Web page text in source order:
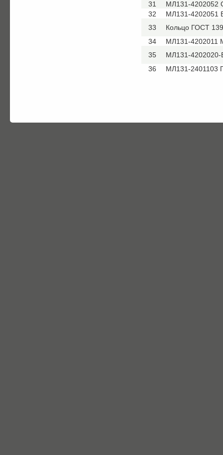
31
МЛ131-4202052
32
МЛ131-4202051
33
Кольцо ГОСТ
34
МЛ131-4202011
35
МЛ131-
36
МЛ131-2401103